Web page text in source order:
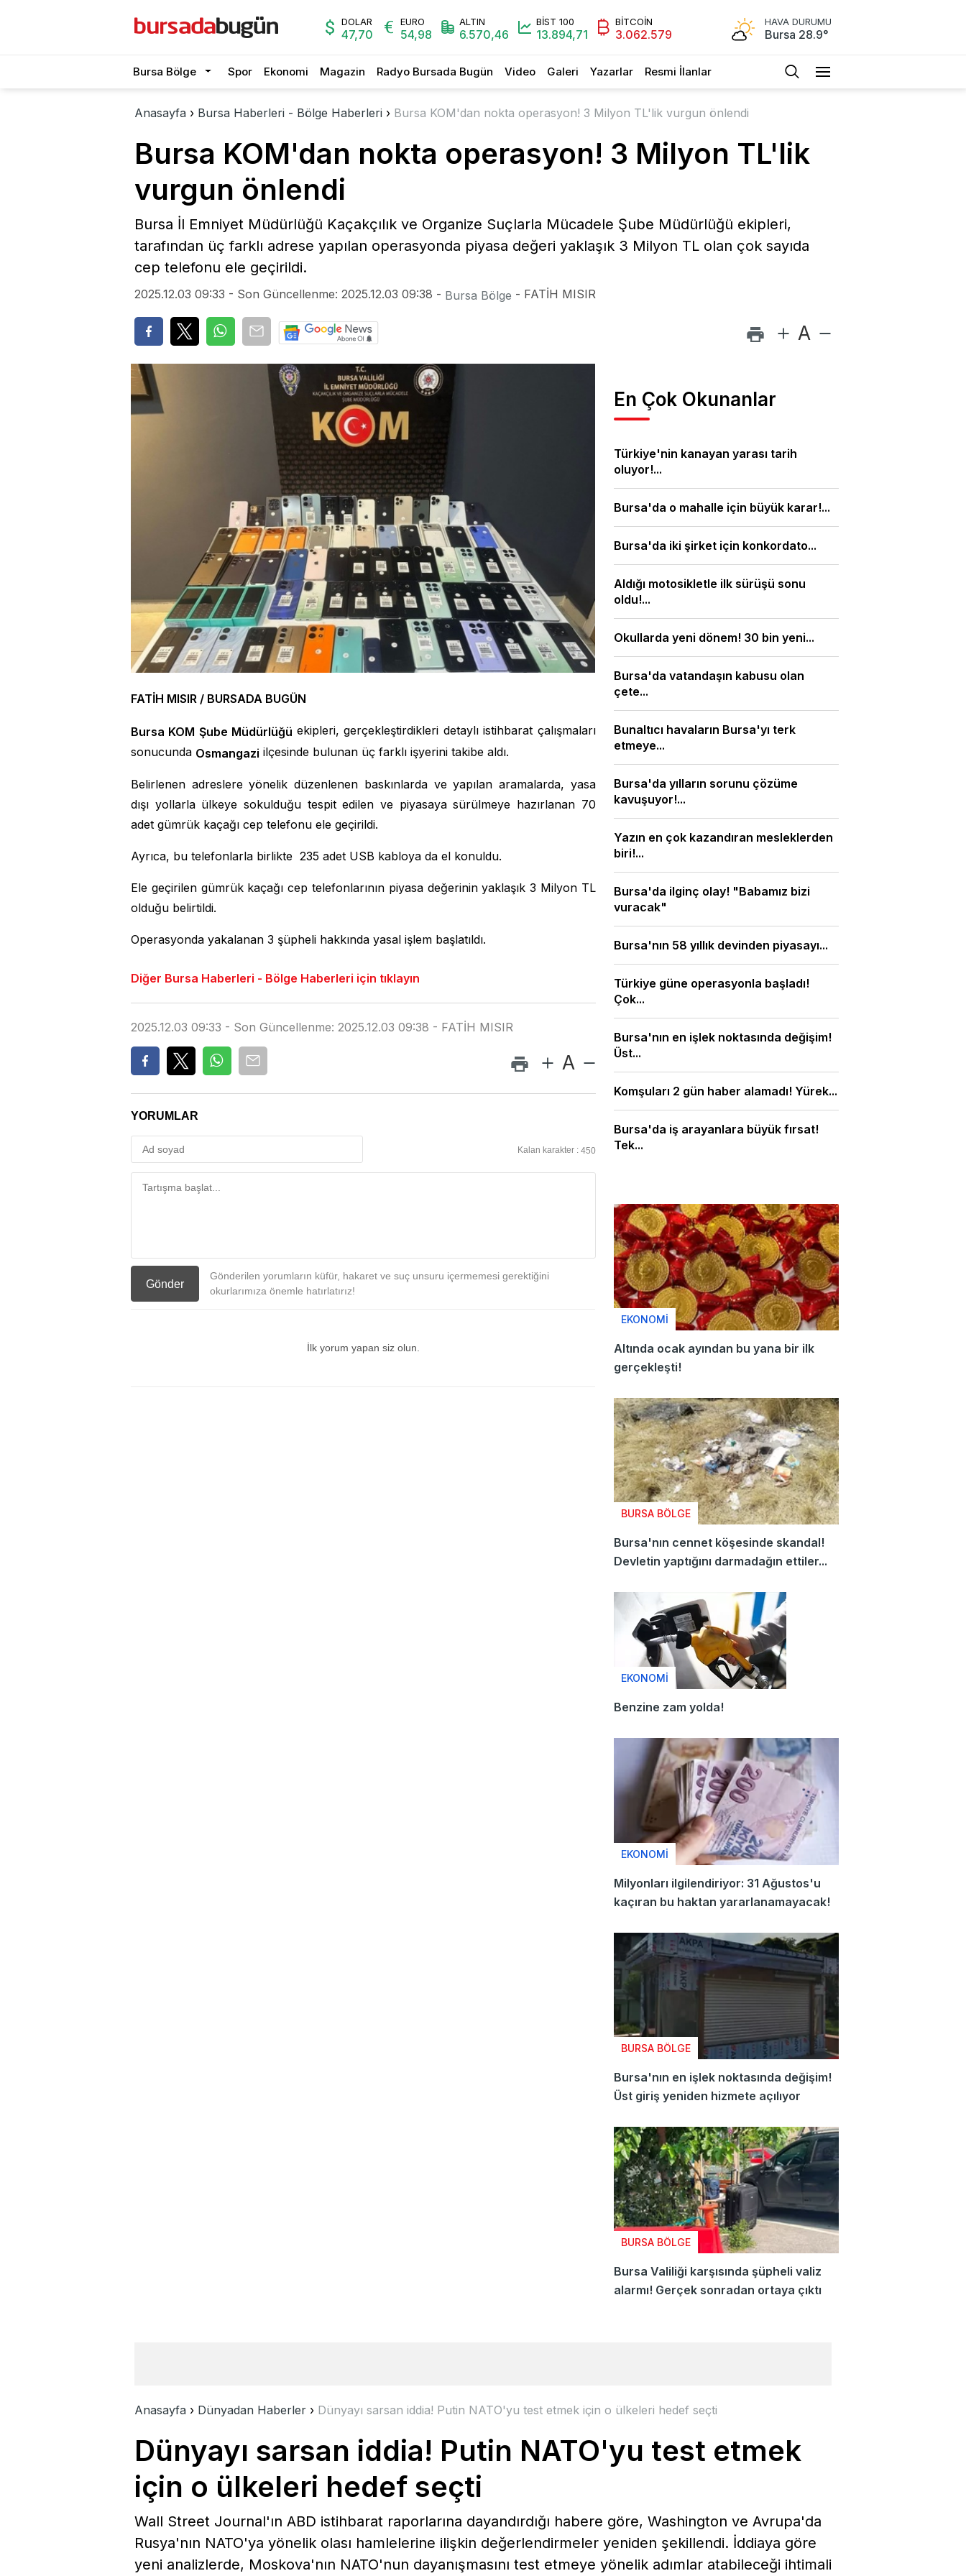
DOLAR
47,70
EURO
54,98
ALTIN
6.570,46
BİST 100
13.894,71
BİTCOİN
3.062.579
HAVA DURUMU
Bursa 28.9°
Bursa Bölge Spor Ekonomi Magazin Radyo Bursada Bugün Video Galeri Yazarlar Resmi İlanlar
Anasayfa › Bursa Haberleri - Bölge Haberleri › Bursa KOM'dan nokta operasyon! 3 Milyon TL'lik vurgun önlendi
Bursa KOM'dan nokta operasyon! 3 Milyon TL'lik
vurgun önlendi
Bursa İl Emniyet Müdürlüğü Kaçakçılık ve Organize Suçlarla Mücadele Şube Müdürlüğü ekipleri,
tarafından üç farklı adrese yapılan operasyonda piyasa değeri yaklaşık 3 Milyon TL olan çok sayıda
cep telefonu ele geçirildi.
2025.12.03 09:33 - Son Güncellenme: 2025.12.03 09:38 - Bursa Bölge - FATİH MISIR
A
FATİH MISIR / BURSADA BUGÜN
Bursa KOM Şube Müdürlüğü ekipleri, gerçekleştirdikleri detaylı istihbarat çalışmaları
sonucunda Osmangazi ilçesinde bulunan üç farklı işyerini takibe aldı.
Belirlenen adreslere yönelik düzenlenen baskınlarda ve yapılan aramalarda, yasa
dışı yollarla ülkeye sokulduğu tespit edilen ve piyasaya sürülmeye hazırlanan 70
adet gümrük kaçağı cep telefonu ele geçirildi.
Ayrıca, bu telefonlarla birlikte 235 adet USB kabloya da el konuldu.
Ele geçirilen gümrük kaçağı cep telefonlarının piyasa değerinin yaklaşık 3 Milyon TL
olduğu belirtildi.
Operasyonda yakalanan 3 şüpheli hakkında yasal işlem başlatıldı.
Diğer Bursa Haberleri - Bölge Haberleri için tıklayın
2025.12.03 09:33 - Son Güncellenme: 2025.12.03 09:38 - FATİH MISIR
A
YORUMLAR
Kalan karakter : 450
Gönder
Gönderilen yorumların küfür, hakaret ve suç unsuru içermemesi gerektiğini
okurlarımıza önemle hatırlatırız!
İlk yorum yapan siz olun.
En Çok Okunanlar
Türkiye'nin kanayan yarası tarih
oluyor!...
Bursa'da o mahalle için büyük karar!...
Bursa'da iki şirket için konkordato...
Aldığı motosikletle ilk sürüşü sonu
oldu!...
Okullarda yeni dönem! 30 bin yeni...
Bursa'da vatandaşın kabusu olan
çete...
Bunaltıcı havaların Bursa'yı terk
etmeye...
Bursa'da yılların sorunu çözüme
kavuşuyor!...
Yazın en çok kazandıran mesleklerden
biri!...
Bursa'da ilginç olay! "Babamız bizi
vuracak"
Bursa'nın 58 yıllık devinden piyasayı...
Türkiye güne operasyonla başladı!
Çok...
Bursa'nın en işlek noktasında değişim!
Üst...
Komşuları 2 gün haber alamadı! Yürek...
Bursa'da iş arayanlara büyük fırsat!
Tek...
EKONOMİ
Altında ocak ayından bu yana bir ilk
gerçekleşti!
BURSA BÖLGE
Bursa'nın cennet köşesinde skandal!
Devletin yaptığını darmadağın ettiler...
EKONOMİ
Benzine zam yolda!
EKONOMİ
Milyonları ilgilendiriyor: 31 Ağustos'u
kaçıran bu haktan yararlanamayacak!
BURSA BÖLGE
Bursa'nın en işlek noktasında değişim!
Üst giriş yeniden hizmete açılıyor
BURSA BÖLGE
Bursa Valiliği karşısında şüpheli valiz
alarmı! Gerçek sonradan ortaya çıktı
Anasayfa › Dünyadan Haberler › Dünyayı sarsan iddia! Putin NATO'yu test etmek için o ülkeleri hedef seçti
Dünyayı sarsan iddia! Putin NATO'yu test etmek
için o ülkeleri hedef seçti
Wall Street Journal'ın ABD istihbarat raporlarına dayandırdığı habere göre, Washington ve Avrupa'da
Rusya'nın NATO'ya yönelik olası hamlelerine ilişkin değerlendirmeler yeniden şekillendi. İddiaya göre
yeni analizlerde, Moskova'nın NATO'nun dayanışmasını test etmeye yönelik adımlar atabileceği ihtimali